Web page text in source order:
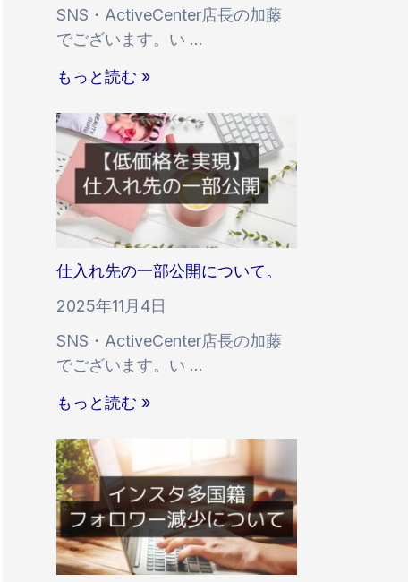
よ
び
映
開
始
時
間
遅
に
関
す
お
知
ら
せ
・
増
ス
ピ
ー
ド
と
S
N
側
の
に
関
る
お
知
ら
せ
SNS・ActiveCenter店長の加藤
でございます。い …
【
要
】
フ
ォ
ロ
ー
永
続
的
保
証
が
で
き
な
い
もっと読む »
仕入れ先の一部公開について。
2025年11月4日
SNS・ActiveCenter店長の加藤
でございます。い …
仕
れ
先
の
一
部
公
もっと読む »